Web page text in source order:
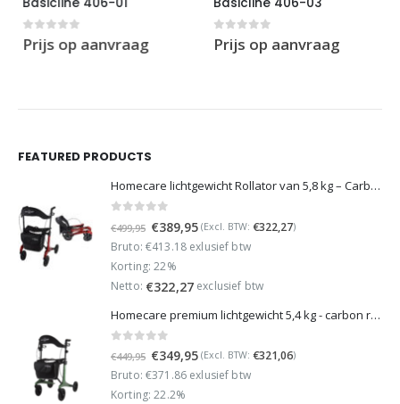
0out of 5
Prijs op aanvraag 0out of 5
Prijs op aanvraag
FEATURED PRODUCTS
Homecare lichtgewicht Rollator van 5,8 kg – Carbon rollator tot 150 kg draaggewicht – Dubbel opvouwbaar en inclusief reistas - Rood
€499,95 Oorspronkelijke
prijs
was:
€499,95.
€389,95Huidige
prijs
€389,95.
(Excl. BTW: €322,27)
Bruto: €413.18 exlusief btw
Korting: 22%
Netto: €322,27exclusief btw
Homecare premium lichtgewicht 5,4 kg - carbon rollator - 150 kg draaggewicht - Opvouwbaar - Groen - incl stokhouder
out of 5
€449,95 Oorspronkelijke
prijs
was:
€349,95Huidige
prijs
(Excl. BTW: €321,06)
Bruto: €371.86 exlusief btw
Korting: 22.2%